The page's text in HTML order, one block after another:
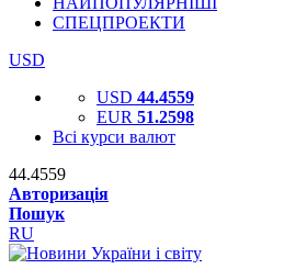
СПЕЦПРОЕКТИ
USD
USD 44.4559
EUR 51.2598
Всі курси валют
44.4559
Авторизація
Пошук
RU